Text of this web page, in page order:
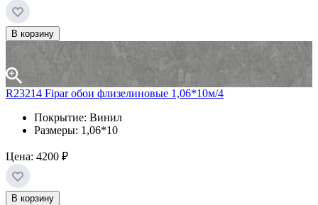
В корзину
R23214 Fipar обои флизелиновые 1,06*10м/4
Покрытие: Винил
Размеры: 1,06*10
Цена: 4200 ₽
В корзину